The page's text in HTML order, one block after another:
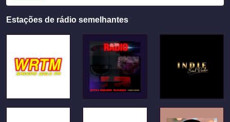
Estações de rádio semelhantes